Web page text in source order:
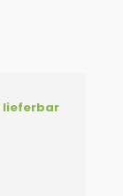
lieferbar